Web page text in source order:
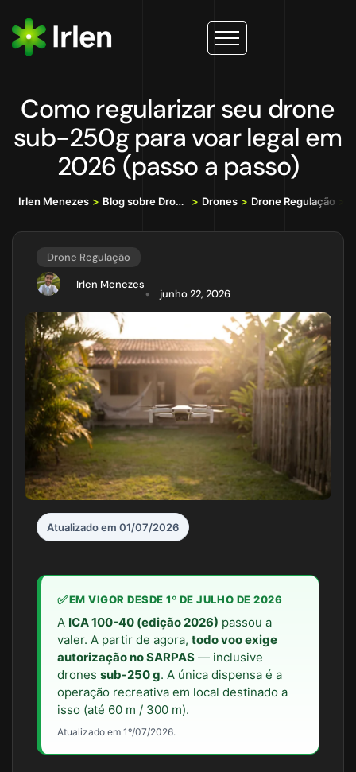
Como regularizar seu drone
sub-250g para voar legal em
2026 (passo a passo)
Irlen Menezes > Blog sobre Drones, IA e Tecnologia da Informação > Drones > Drone Regulação
Drone Regulação
Irlen Menezes
junho 22, 2026
Atualizado em 01/07/2026
✅EM VIGOR DESDE 1º DE JULHO DE 2026
A ICA 100-40 (edição 2026) passou a
valer. A partir de agora, todo voo exige
autorização no SARPAS — inclusive
drones sub-250 g. A única dispensa é a
operação recreativa em local destinado a
isso (até 60 m / 300 m).
Atualizado em 1º/07/2026.